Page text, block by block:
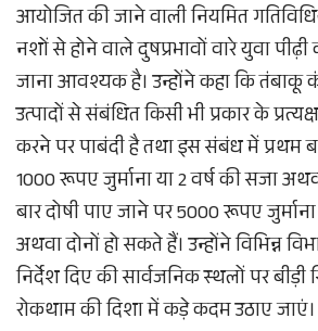
आयोजित की जाने वाली नियमित
नशों से होने वाले दुषप्रभावों वारे युवा
जाना आवश्यक है। उन्होंने कहा कि तंबाकू
उत्पादों से संबंधित किसी भी प्रकार के
करने पर पाबंदी है तथा इस संबंध में प्रथम
1000 रूपए जुर्माना या 2 वर्ष की सजा
बार दोषी पाए जाने पर 5000 रूपए
अथवा दोनों हो सकते हैं। उन्होंने विभिन्न
निर्देश दिए की सार्वजनिक स्थलों पर
रोकथाम की दिशा में कड़े कदम उठाए जाएं।